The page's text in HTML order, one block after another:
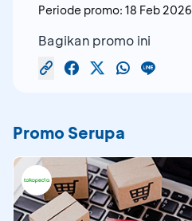
Periode promo: 18 Feb 2026
Bagikan promo ini
Promo Serupa